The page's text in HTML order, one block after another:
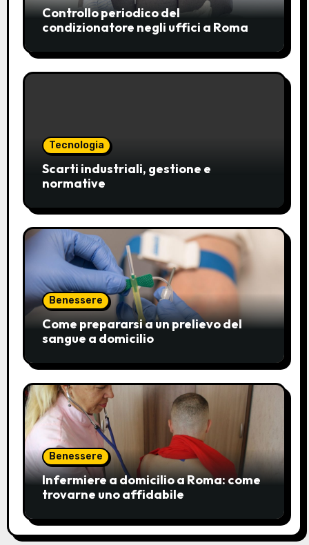
Controllo periodico del
condizionatore negli uffici a Roma
Tecnologia
Scarti industriali, gestione e
normative
Benessere
Come prepararsi a un prelievo del
sangue a domicilio
Benessere
Infermiere a domicilio a Roma: come
trovarne uno affidabile